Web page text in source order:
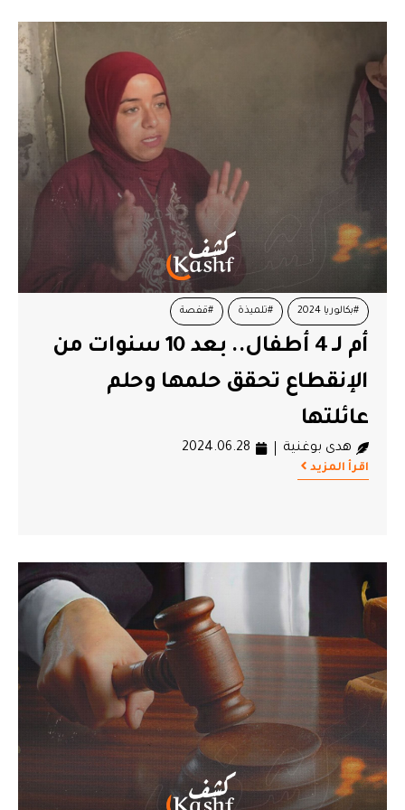
#بكالوريا 2024 #تلميذة #قفصة
أم لـ 4 أطفال.. بعد 10 سنوات من
الإنقطاع تحقق حلمها وحلم
عائلتها
هدى بوغنية 2024.06.28
اقرأ المزيد